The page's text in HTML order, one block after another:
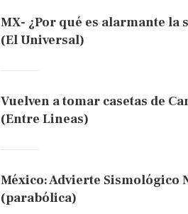
MX- ¿Por qué es alarmante la
(El Universal)
Vuelven a tomar casetas de
(Entre Lineas)
México: Advierte Sismológico
(parabólica)